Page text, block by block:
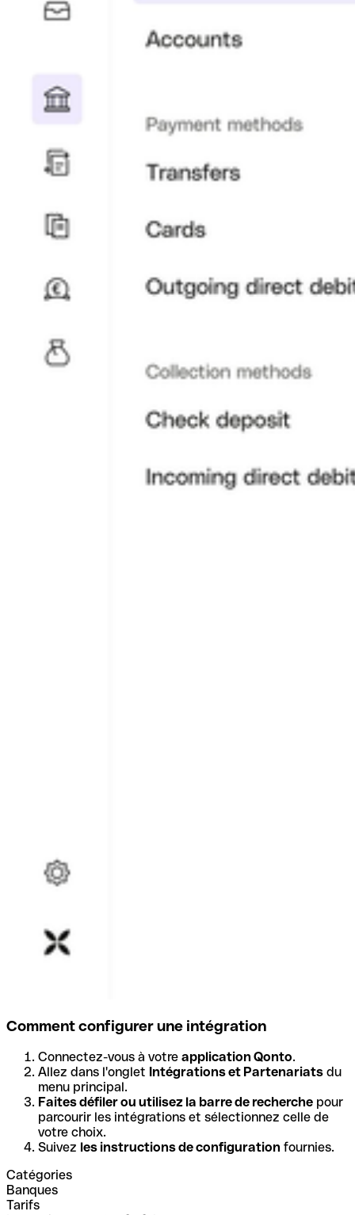
Comment configurer une intégration
Connectez-vous à votre application Qonto.
Allez dans l'onglet Intégrations et Partenariats du
menu principal.
Faites défiler ou utilisez la barre de recherche pour
parcourir les intégrations et sélectionnez celle de
votre choix.
Suivez les instructions de configuration fournies.
Catégories
Banques
Tarifs